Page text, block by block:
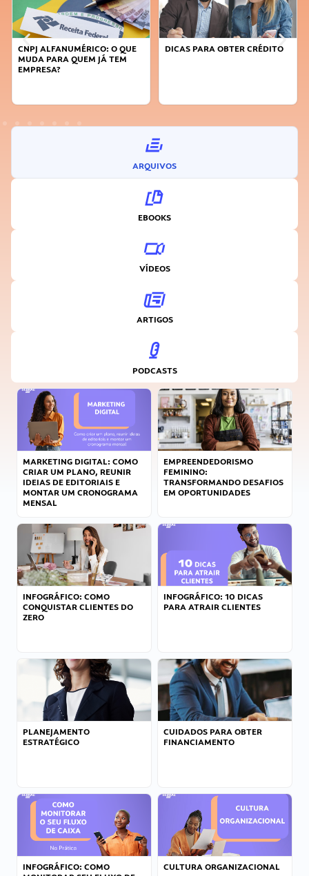
DICAS PARA OBTER CRÉDITO
FAÇA A DIFERENÇA: SEJA
ARQUIVOS
EBOOKS
VÍDEOS
ARTIGOS
PODCASTS
MARKETING DIGITAL: COMO
CRIAR UM PLANO, REUNIR
IDEIAS DE EDITORIAIS E
MONTAR UM CRONOGRAMA
MENSAL
EMPREENDEDORISMO
FEMININO:
TRANSFORMANDO DESAFIOS
EM OPORTUNIDADES
INFOGRÁFICO: COMO
CONQUISTAR CLIENTES DO
ZERO
INFOGRÁFICO: 10 DICAS
PARA ATRAIR CLIENTES
PLANEJAMENTO
ESTRATÉGICO
CUIDADOS PARA OBTER
FINANCIAMENTO
INFOGRÁFICO: COMO
CULTURA ORGANIZACIONAL